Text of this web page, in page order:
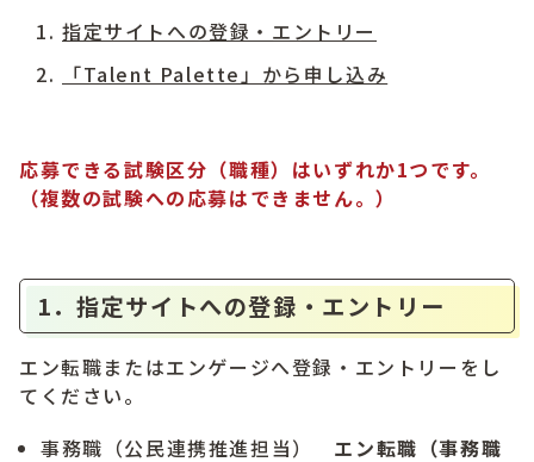
指定サイトへの登録・エントリー
「Talent Palette」から申し込み
応募できる試験区分（職種）はいずれか1つです。
（複数の試験への応募はできません。）
1．指定サイトへの登録・エントリー
エン転職またはエンゲージへ登録・エントリーをし
てください。
事務職（公民連携推進担当） エン転職（事務職